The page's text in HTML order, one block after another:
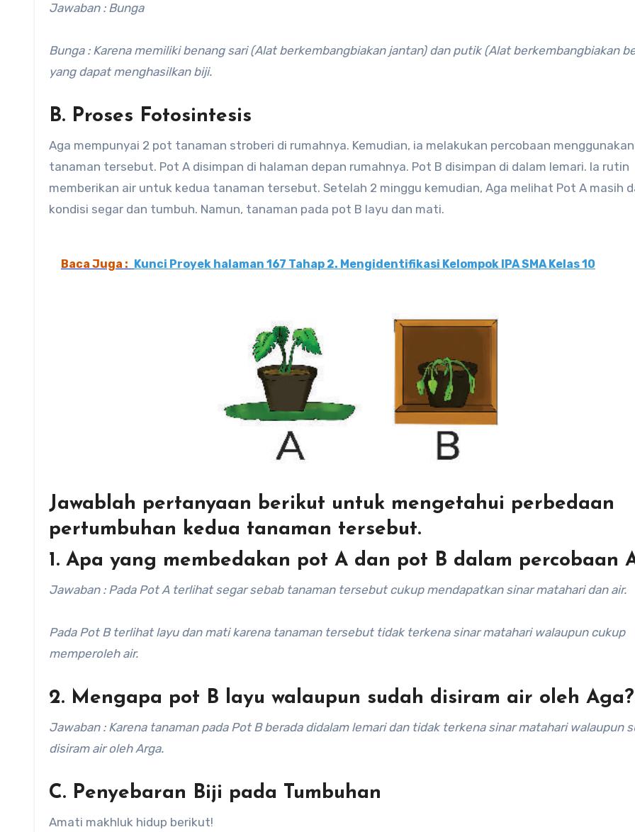
Jawaban : Bunga
Bunga : Karena memiliki benang sari (Alat berkembangbiakan jantan) dan putik (Alat berkembangbiakan
yang dapat menghasilkan biji.
B. Proses Fotosintesis
Aga mempunyai 2 pot tanaman stroberi di rumahnya. Kemudian, ia melakukan percobaan
tanaman tersebut. Pot A disimpan di halaman depan rumahnya. Pot B disimpan di dalam lemari. Ia rutin
memberikan air untuk kedua tanaman tersebut. Setelah 2 minggu kemudian, Aga melihat Pot A masih
kondisi segar dan tumbuh. Namun, tanaman pada pot B layu dan mati.
Baca Juga : Kunci Proyek halaman 167 Tahap 2. Mengidentifikasi Kelompok IPA SMA Kelas 10
Jawablah pertanyaan berikut untuk mengetahui perbedaan
pertumbuhan kedua tanaman tersebut.
1. Apa yang membedakan pot A dan pot B dalam percobaan
Jawaban : Pada Pot A terlihat segar sebab tanaman tersebut cukup mendapatkan sinar matahari dan air.
Pada Pot B terlihat layu dan mati karena tanaman tersebut tidak terkena sinar matahari walaupun cukup
memperoleh air.
2. Mengapa pot B layu walaupun sudah disiram air oleh Aga?
Jawaban : Karena tanaman pada Pot B berada didalam lemari dan tidak terkena sinar matahari walaupun
disiram air oleh Arga.
C. Penyebaran Biji pada Tumbuhan
Amati makhluk hidup berikut!